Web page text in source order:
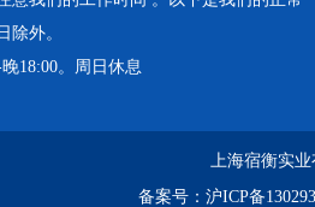
除外。
18:00。周日休息
上海宿衡实
备案号： 沪ICP备